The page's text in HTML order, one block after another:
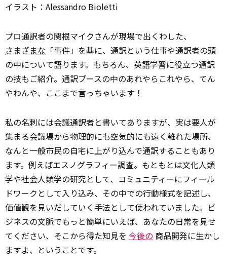
イラスト：Alessandro Bioletti
プロ通訳者の関根マイクさんが現場で出くわした、
さまざまな 「事件」を基に、通訳という仕事や通訳者の頭
の中について語ります。もちろん、英語学習に役立つ通訳
の技もご紹介。通訳ブースの中のあれやらこれやら、てん
やわんや、ここまで言っちゃいます！
私の名刺には会議通訳者と書いてありますが、実は要人が
集まる会議場から物理的にも空気的にも遠く離れた場所、
なんと一般市民の自宅に上がり込んで通訳することもあり
ます。例えばエスノグラフィー調査。もともとは文化人類
学や社会人類学の研究として、コミュニティーにフィール
ドワークとして入り込み、その中での行動様式を記述し、
価値観を見いだしていく手法として使われていました。ビ
ジネスの文脈でもっと簡単にいえば、あなたの日常を見せ
てください、そこから得た知見を 今後の 商品開発に生かし
ますよ、ということです。